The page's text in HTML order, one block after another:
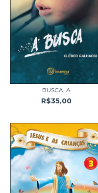
BUSCA, A
R$35,00